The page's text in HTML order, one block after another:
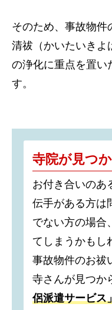
そのため、事故物件
清祓（かいたいきよ
の浄化に重点を置い
す。
寺院が見つ
お付き合いのあ
伝手がある方は
でない方の場合
てしまうかもし
事故物件のお祓
寺さんが見つか
侶派遣サービス」